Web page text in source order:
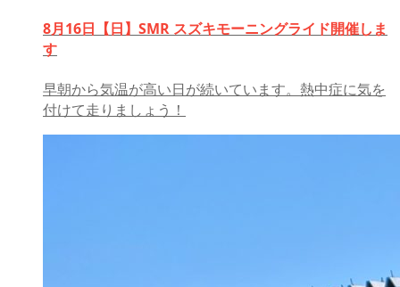
8月16日【日】SMR スズキモーニングライド開催しま
す
早朝から気温が高い日が続いています。熱中症に気を
付けて走りましょう！